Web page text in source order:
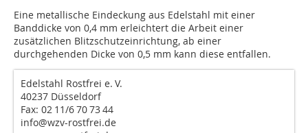
Eine metallische Eindeckung aus Edelstahl mit einer
Banddicke von 0,4 mm erleichtert die Arbeit einer
zusätzlichen Blitzschutzeinrichtung, ab einer
durchgehenden Dicke von 0,5 mm kann diese entfallen.
Edelstahl Rostfrei e. V.
40237 Düsseldorf
Fax: 02 11/6 70 73 44
info@wzv-rostfrei.de